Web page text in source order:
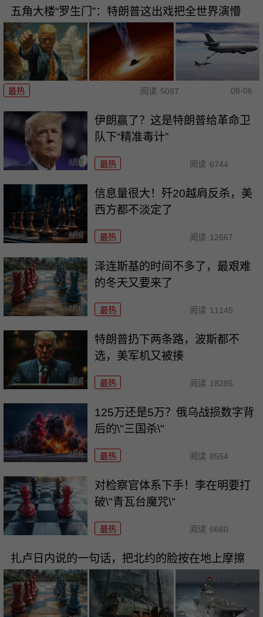
五角大楼“罗生门”：特朗普这出戏把全世界演懵
最热 阅读 5087 08-06
伊朗赢了？这是特朗普给革命卫
队下“精准毒计”
最热 阅读 6744
信息量很大！歼20越肩反杀，美
西方都不淡定了
最热 阅读 12667
泽连斯基的时间不多了，最艰难
的冬天又要来了
最热 阅读 11145
特朗普扔下两条路，波斯都不
选，美军机又被揍
最热 阅读 18285
125万还是5万？俄乌战损数字背
后的\"三国杀\"
最热 阅读 8554
对检察官体系下手！李在明要打
破\"青瓦台魔咒\"
最热 阅读 6660
扎卢日内说的一句话，把北约的脸按在地上摩擦